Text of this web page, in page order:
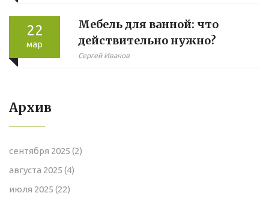
22
мар
Мебель для ванной: что
действительно нужно?
Сергей Иванов
Архив
сентября 2025 (2)
августа 2025 (4)
июля 2025 (22)